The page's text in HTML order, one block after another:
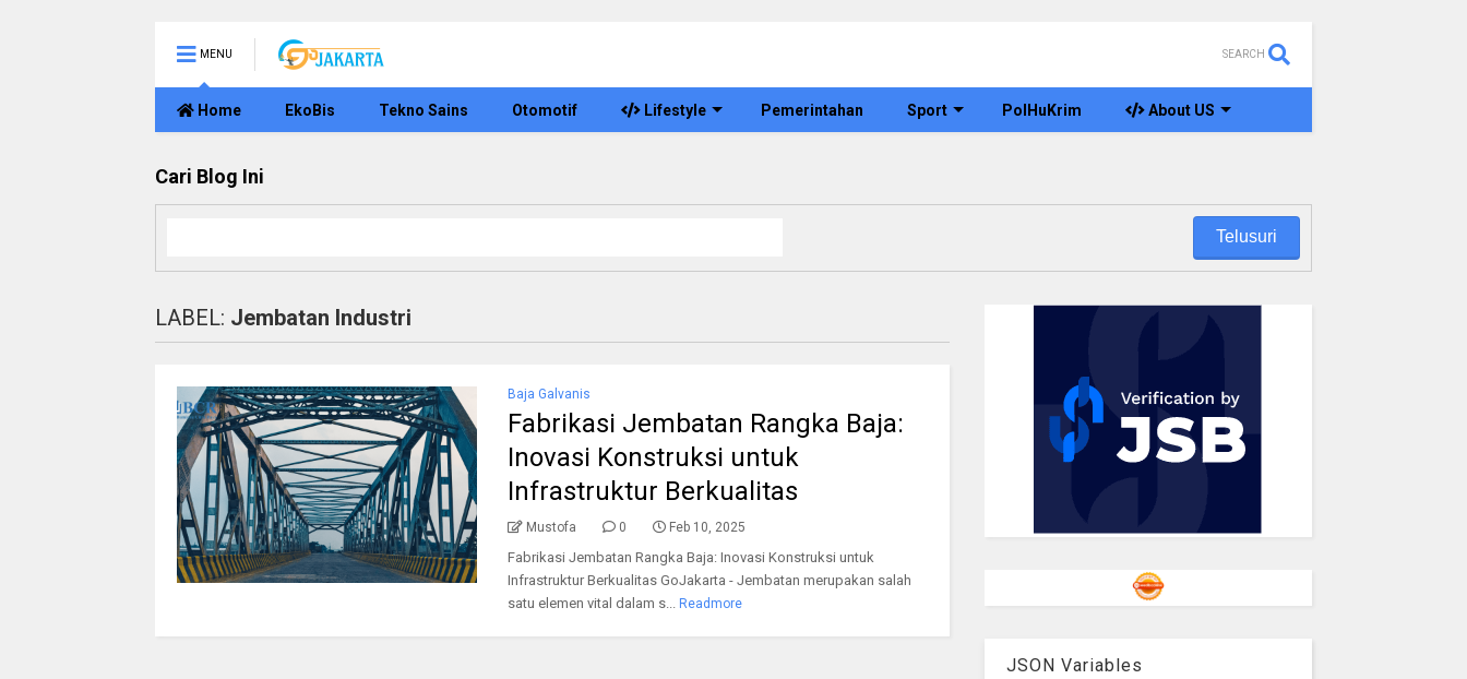
MENU SEARCH
Home EkoBis Tekno Sains Otomotif Lifestyle Pemerintahan Sport PolHuKrim About US
Cari Blog Ini
LABEL: Jembatan Industri
Baja Galvanis
Fabrikasi Jembatan Rangka Baja:
Inovasi Konstruksi untuk
Infrastruktur Berkualitas
Mustofa 0 Feb 10, 2025
Fabrikasi Jembatan Rangka Baja: Inovasi Konstruksi untuk
Infrastruktur Berkualitas GoJakarta - Jembatan merupakan salah
satu elemen vital dalam s...
Readmore
JSON Variables